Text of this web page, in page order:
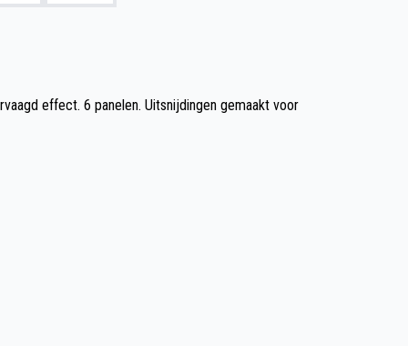
effect. 6 panelen. Uitsnijdingen gemaakt voor